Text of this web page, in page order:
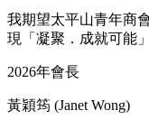
我期望太平山青年商
現「凝聚．成就可能」
2026年會長
黃穎筠 (Janet Wong)